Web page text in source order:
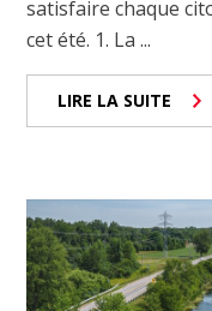
satisfaire chaque
cet été. 1. La ...
LIRE LA SUITE